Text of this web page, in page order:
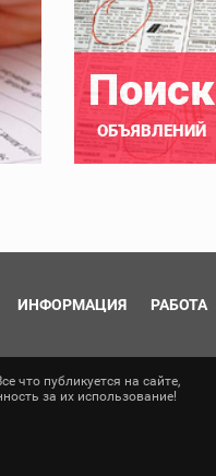
Поиск
ОБЪЯВЛЕНИЙ
ИНФОРМАЦИЯ РАБОТА
что публикуется на сайте,
за их использование!